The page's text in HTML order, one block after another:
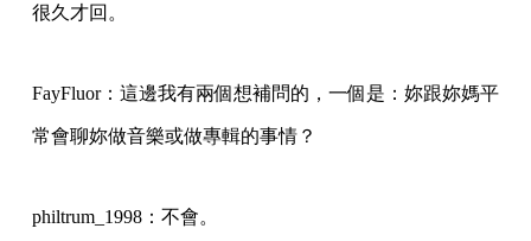
很久才回。
FayFluor：這邊我有兩個想補問的，一個是：妳跟妳媽平
常會聊妳做音樂或做專輯的事情？
philtrum_1998：不會。